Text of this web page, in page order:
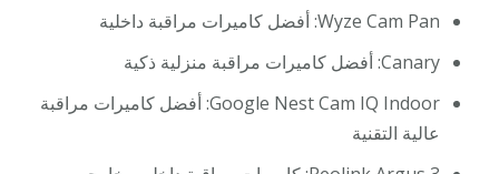
Wyze Cam Pan: أفضل كاميرات مراقبة داخلية
Canary: أفضل كاميرات مراقبة منزلية ذكية
Google Nest Cam IQ Indoor: أفضل كاميرات مراقبة
عالية التقنية